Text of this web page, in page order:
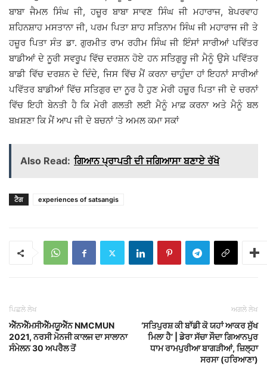
ਬਾਬਾ ਜੈਮਲ ਸਿੰਘ ਜੀ, ਹਜ਼ੂਰ ਬਾਬਾ ਸਾਵਣ ਸਿੰਘ ਜੀ ਮਹਾਰਾਜ, ਬੇਪਰਵਾਹ
ਸ਼ਹਿਨਸ਼ਾਹ ਮਸਤਾਨਾ ਜੀ, ਪਰਮ ਪਿਤਾ ਸ਼ਾਹ ਸਤਿਨਾਮ ਸਿੰਘ ਜੀ ਮਹਾਰਾਜ ਜੀ ਤੇ
ਹਜ਼ੂਰ ਪਿਤਾ ਸੰਤ ਡਾ. ਗੁਰਮੀਤ ਰਾਮ ਰਹੀਮ ਸਿੰਘ ਜੀ ਇੰਸਾਂ ਸਾਰੀਆਂ ਪਵਿੱਤਰ
ਬਾਡੀਆਂ ਦੇ ਨੂਰੀ ਸਵਰੂਪ ਵਿੱਚ ਦਰਸ਼ਨ ਹੋਏ ਹਨ ਸਤਿਗੁਰੂ ਜੀ ਮੈਨੂੰ ਉਸੇ ਪਵਿੱਤਰ
ਬਾਡੀ ਵਿੱਚ ਦਰਸ਼ਨ ਦੇ ਦਿੰਦੇ, ਜਿਸ ਵਿੱਚ ਮੈਂ ਕਰਨਾ ਚਾਹੁੰਦਾ ਹਾਂ ਇਹਨਾਂ ਸਾਰੀਆਂ
ਪਵਿੱਤਰ ਬਾਡੀਆਂ ਵਿੱਚ ਸਤਿਗੁਰ ਦਾ ਨੂਰ ਹੈ ਹੁਣ ਮੇਰੀ ਹਜ਼ੂਰ ਪਿਤਾ ਜੀ ਦੇ ਚਰਨਾਂ
ਵਿੱਚ ਇਹੀ ਬੇਨਤੀ ਹੈ ਕਿ ਮੇਰੀ ਗਲਤੀ ਲਈ ਮੈਨੂੰ ਮਾਫ਼ ਕਰਨਾ ਅਤੇ ਮੈਨੂੰ ਬਲ
ਬਖ਼ਸ਼ਣਾ ਕਿ ਮੈਂ ਆਪ ਜੀ ਦੇ ਬਚਨਾਂ ’ਤੇ ਅਮਲ ਕਮਾ ਸਕਾਂ
Also Read: ਗਿਆਨ ਪ੍ਰਾਪਤੀ ਦੀ ਜਗਿਆਸਾ ਬਣਾਏ ਰੱਖੋ
ਟੈਗ experiences of satsangis
ਪਿਛਲੇ ਲੇਖ
ਐੱਨਐੱਮਸੀਐੱਮਯੂਐੱਨ NMCMUN
2021, ਨਰਸੀ ਮੋਨਜੀ ਕਾਲਜ ਦਾ ਸਾਲਾਨਾ
ਸੰਮੇਲਨ 30 ਅਪਰੈਲ ਤੋਂ
ਅਗਲੇ ਲੇਖ
‘ਸਤਿਪੁਰਸ਼ ਕੀ ਬਾੱਡੀ ਕੋ ਯਹਾਂ ਆਕਰ ਸੁੱਖ
ਮਿਲਾ ਹੈ’ | ਡੇਰਾ ਸੱਚਾ ਸੌਦਾ ਗਿਆਨਪੁਰ
ਧਾਮ ਰਾਮਪੁਰੀਆ ਬਾਗੜੀਆਂ, ਜ਼ਿਲ੍ਹਾ
ਸਰਸਾ (ਹਰਿਆਣਾ)